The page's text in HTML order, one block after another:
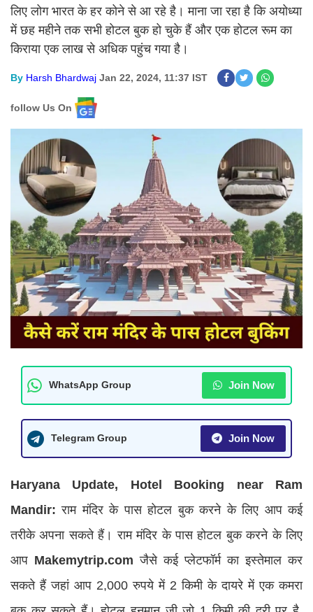
लिए लोग भारत के हर कोने से आ रहे है। माना जा रहा है कि अयोध्या
में छह महीने तक सभी होटल बुक हो चुके हैं और एक होटल रूम का
किराया एक लाख से अधिक पहुंच गया है।
By Harsh Bhardwaj Jan 22, 2024, 11:37 IST
follow Us On
WhatsApp Group Join Now
Telegram Group Join Now
Haryana Update, Hotel Booking near Ram
Mandir: राम मंदिर के पास होटल बुक करने के लिए आप कई
तरीके अपना सकते हैं। राम मंदिर के पास होटल बुक करने के लिए
आप Makemytrip.com जैसे कई प्लेटफॉर्म का इस्तेमाल कर
सकते हैं जहां आप 2,000 रुपये में 2 किमी के दायरे में एक कमरा